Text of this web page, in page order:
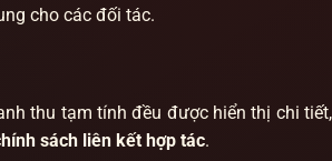
cho các đối tác.
thu tạm tính đều được hiển thị chi tiết,
sách liên kết hợp tác.